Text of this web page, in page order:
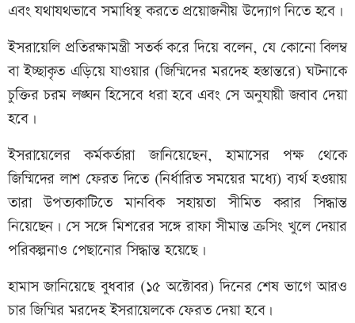
এবং যথাযথভাবে সমাধিস্থ করতে প্রয়োজনীয় উদ্যোগ নিতে হবে।
ইসরায়েলি প্রতিরক্ষামন্ত্রী সতর্ক করে দিয়ে বলেন, যে কোনো বিলম্ব
বা ইচ্ছাকৃত এড়িয়ে যাওয়ার (জিম্মিদের মরদেহ হস্তান্তরে) ঘটনাকে
চুক্তির চরম লঙ্ঘন হিসেবে ধরা হবে এবং সে অনুযায়ী জবাব দেয়া
হবে।
ইসরায়েলের কর্মকর্তারা জানিয়েছেন, হামাসের পক্ষ থেকে
জিম্মিদের লাশ ফেরত দিতে (নির্ধারিত সময়ের মধ্যে) ব্যর্থ হওয়ায়
তারা উপত্যকাটিতে মানবিক সহায়তা সীমিত করার সিদ্ধান্ত
নিয়েছেন। সে সঙ্গে মিশরের সঙ্গে রাফা সীমান্ত ক্রসিং খুলে দেয়ার
পরিকল্পনাও পেছানোর সিদ্ধান্ত হয়েছে।
হামাস জানিয়েছে বুধবার (১৫ অক্টোবর) দিনের শেষ ভাগে আরও
চার জিম্মির মরদেহ ইসরায়েলকে ফেরত দেয়া হবে।